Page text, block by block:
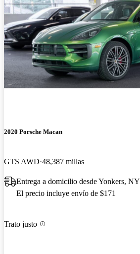
2020 Porsche Macan
GTS AWD 48,387 millas
Entrega a domicilio desde Yonkers, NY
El precio incluye envío de $171
Trato justo